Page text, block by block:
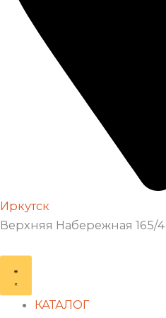
Иркутск
Верхняя Набережная 165/4
КАТАЛОГ